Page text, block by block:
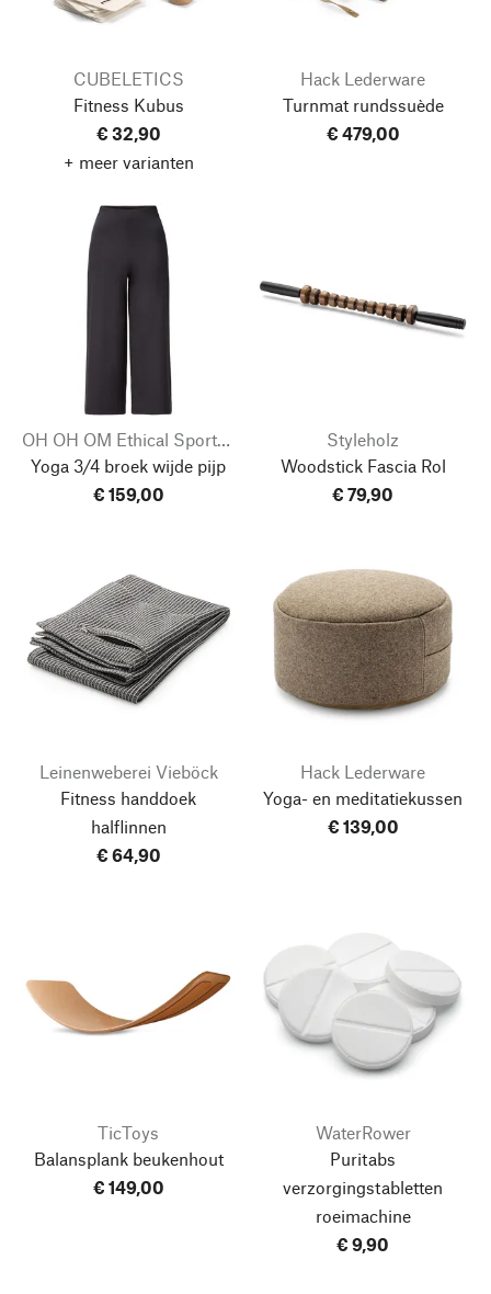
CUBELETICS
Fitness Kubus
€ 32,90
+ meer varianten
Hack Lederware
Turnmat rundssuède
€ 479,00
Yoga 3/4 broek wijde pijp
€ 159,00
Styleholz
Woodstick Fascia Rol
€ 79,90
Leinenweberei Vieböck
Fitness handdoek
halflinnen
€ 64,90
Hack Lederware
Yoga- en meditatiekussen
€ 139,00
TicToys
Balansplank beukenhout
€ 149,00
WaterRower
Puritabs
verzorgingstabletten
roeimachine
€ 9,90